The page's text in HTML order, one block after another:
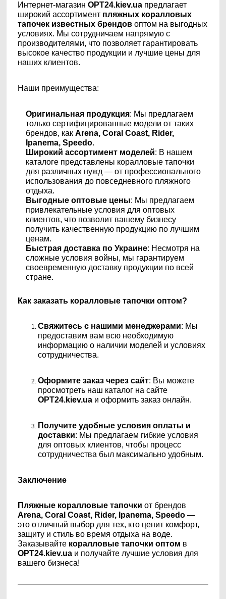
Интернет-магазин OPT24.kiev.uaпредлагает
широкий ассортимент пляжных коралловых
тапочек известных брендовоптом на выгодных
условиях. Мы сотрудничаем напрямую с
производителями, что позволяет гарантировать
высокое качество продукции и лучшие цены для
наших клиентов.
Наши преимущества:
Оригинальная продукция: Мы предлагаем
только сертифицированные модели от таких
брендов, как Arena, Coral Coast, Rider,
Ipanema, Speedo.
Широкий ассортимент моделей: В нашем
каталоге представлены коралловые тапочки
для различных нужд — от профессионального
использования до повседневного пляжного
отдыха.
Выгодные оптовые цены: Мы предлагаем
привлекательные условия для оптовых
клиентов, что позволит вашему бизнесу
получить качественную продукцию по лучшим
ценам.
Быстрая доставка по Украине: Несмотря на
сложные условия войны, мы гарантируем
своевременную доставку продукции по всей
стране.
Как заказать коралловые тапочки оптом?
Свяжитесь с нашими менеджерами: Мы
предоставим вам всю необходимую
информацию о наличии моделей и условиях
сотрудничества.
Оформите заказ через сайт: Вы можете
просмотреть наш каталог на сайте
OPT24.kiev.uaи оформить заказ онлайн.
Получите удобные условия оплаты и
доставки: Мы предлагаем гибкие условия
для оптовых клиентов, чтобы процесс
сотрудничества был максимально удобным.
Заключение
Пляжные коралловые тапочки от брендов
Arena, Coral Coast, Rider, Ipanema, Speedo—
это отличный выбор для тех, кто ценит комфорт,
защиту и стиль во время отдыха на воде.
Заказывайте коралловые тапочки оптом в
OPT24.kiev.uaи получайте лучшие условия для
вашего бизнеса!